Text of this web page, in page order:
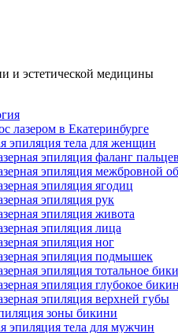
и эстетической медицины
лазером в Екатеринбурге
эпиляция тела для женщин
эпиляция фаланг пальцев
эпиляция межбровной
эпиляция ягодиц
эпиляция рук
эпиляция живота
эпиляция лица
эпиляция ног
эпиляция подмышек
эпиляция тотальное
эпиляция глубокое
эпиляция верхней губы
зоны бикини
эпиляция тела для мужчин